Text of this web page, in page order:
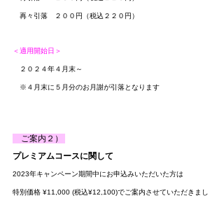
再々引落　２００円（税込２２０円）
＜適用開始日＞
２０２４年４月末～
※４月末に５月分のお月謝が引落となります
ご案内２）
プレミアムコースに関して
2023年キャンペーン期間中にお申込みいただいた方は
特別価格 ¥11,000 (税込¥12,100)でご案内させていただきまし